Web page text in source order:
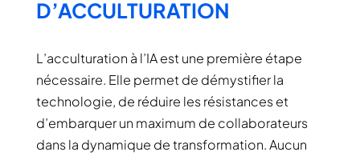
D’ACCULTURATION
L’acculturation à l’IA est une première étape
nécessaire. Elle permet de démystifier la
technologie, de réduire les résistances et
d’embarquer un maximum de collaborateurs
dans la dynamique de transformation. Aucun